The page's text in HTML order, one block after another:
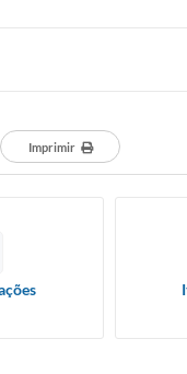
Imprimir